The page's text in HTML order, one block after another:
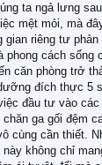
ta ngả lưng
mệt mỏi, mà
gian riêng tư phản
phong cách sống
căn phòng trở
đích thực 5
đầu tư vào các
chăn ga gối đệm
cùng cần thiết.
này không chỉ